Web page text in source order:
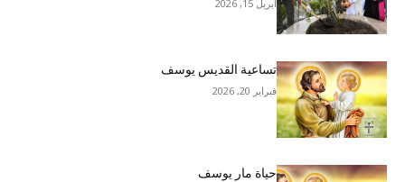
أبريل 15, 2026
تساعية القديس يوسف
فبراير 20, 2026
حياة مار يوسف